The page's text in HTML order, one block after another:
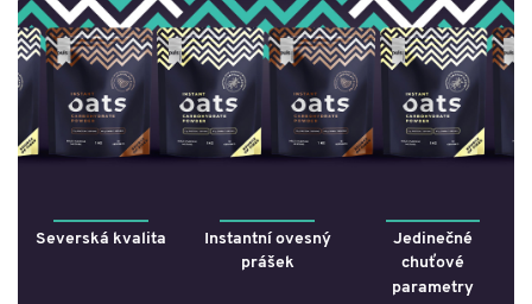
Severská kvalita
Instantní ovesný
prášek
Jedinečné
chuťové
parametry